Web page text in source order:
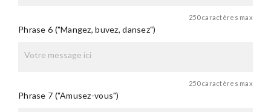
250 caractères max
Phrase 6 ("Mangez, buvez, dansez")
250 caractères max
Phrase 7 ("Amusez-vous")